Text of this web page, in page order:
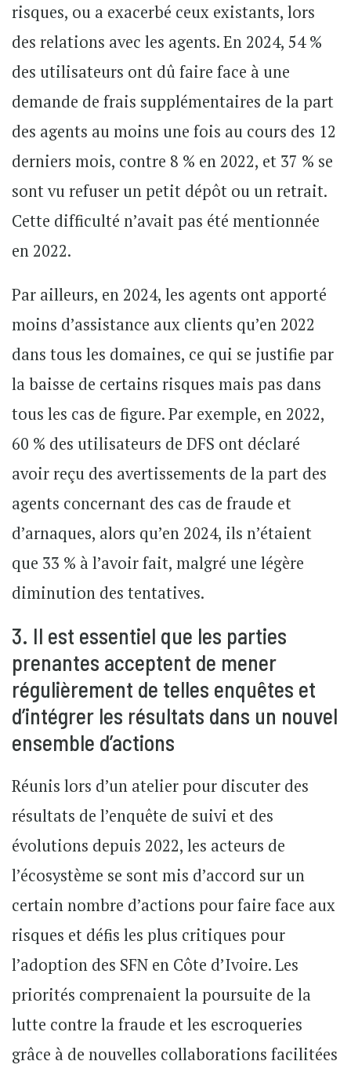
risques, ou a exacerbé ceux existants, lors
des relations avec les agents. En 2024, 54 %
des utilisateurs ont dû faire face à une
demande de frais supplémentaires de la part
des agents au moins une fois au cours des 12
derniers mois, contre 8 % en 2022, et 37 % se
sont vu refuser un petit dépôt ou un retrait.
Cette difficulté n’avait pas été mentionnée
en 2022.
Par ailleurs, en 2024, les agents ont apporté
moins d’assistance aux clients qu’en 2022
dans tous les domaines, ce qui se justifie par
la baisse de certains risques mais pas dans
tous les cas de figure. Par exemple, en 2022,
60 % des utilisateurs de DFS ont déclaré
avoir reçu des avertissements de la part des
agents concernant des cas de fraude et
d’arnaques, alors qu’en 2024, ils n’étaient
que 33 % à l’avoir fait, malgré une légère
diminution des tentatives.
3. Il est essentiel que les parties
prenantes acceptent de mener
régulièrement de telles enquêtes et
d’intégrer les résultats dans un nouvel
ensemble d’actions
Réunis lors d’un atelier pour discuter des
résultats de l’enquête de suivi et des
évolutions depuis 2022, les acteurs de
l’écosystème se sont mis d’accord sur un
certain nombre d’actions pour faire face aux
risques et défis les plus critiques pour
l’adoption des SFN en Côte d’Ivoire. Les
priorités comprenaient la poursuite de la
lutte contre la fraude et les escroqueries
grâce à de nouvelles collaborations facilitées